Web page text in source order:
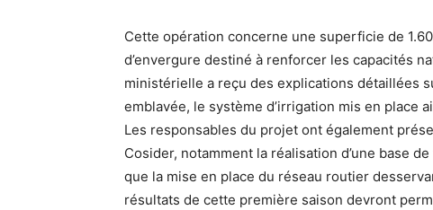
Cette opération concerne une superficie de
d’envergure destiné à renforcer les capacités
ministérielle a reçu des explications détaillées
emblavée, le système d’irrigation mis en place
Les responsables du projet ont également
Cosider, notamment la réalisation d’une base
que la mise en place du réseau routier
résultats de cette première saison devront